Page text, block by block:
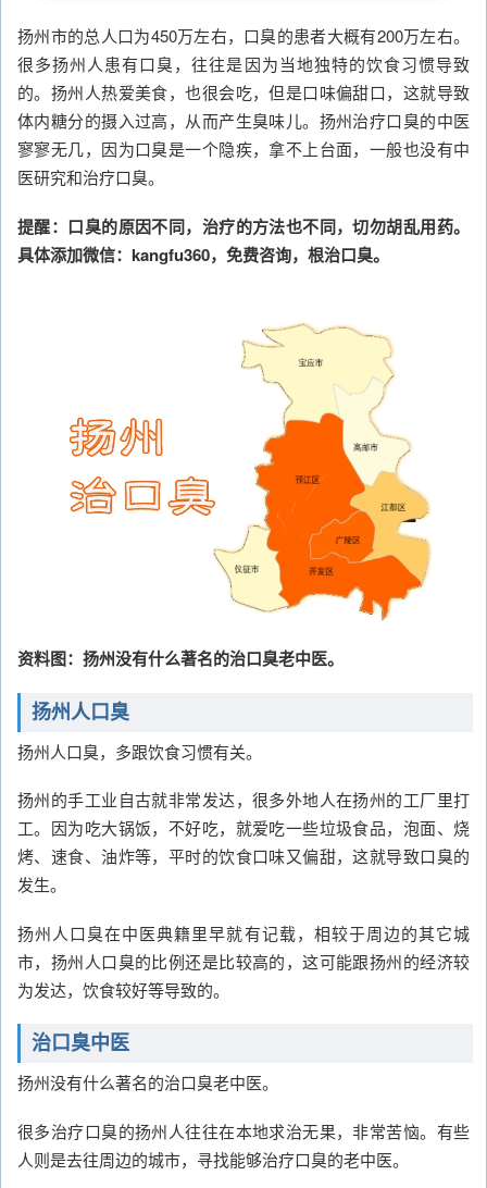
扬州市的总人口为450万左右，口臭的患者大概有200万左右。
很多扬州人患有口臭，往往是因为当地独特的饮食习惯导致
的。扬州人热爱美食，也很会吃，但是口味偏甜口，这就导致
体内糖分的摄入过高，从而产生臭味儿。扬州治疗口臭的中医
寥寥无几，因为口臭是一个隐疾，拿不上台面，一般也没有中
医研究和治疗口臭。
提醒：口臭的原因不同，治疗的方法也不同，切勿胡乱用药。
具体添加微信：kangfu360，免费咨询，根治口臭。
资料图：扬州没有什么著名的治口臭老中医。
扬州人口臭
扬州人口臭，多跟饮食习惯有关。
扬州的手工业自古就非常发达，很多外地人在扬州的工厂里打
工。因为吃大锅饭，不好吃，就爱吃一些垃圾食品，泡面、烧
烤、速食、油炸等，平时的饮食口味又偏甜，这就导致口臭的
发生。
扬州人口臭在中医典籍里早就有记载，相较于周边的其它城
市，扬州人口臭的比例还是比较高的，这可能跟扬州的经济较
为发达，饮食较好等导致的。
治口臭中医
扬州没有什么著名的治口臭老中医。
很多治疗口臭的扬州人往往在本地求治无果，非常苦恼。有些
人则是去往周边的城市，寻找能够治疗口臭的老中医。